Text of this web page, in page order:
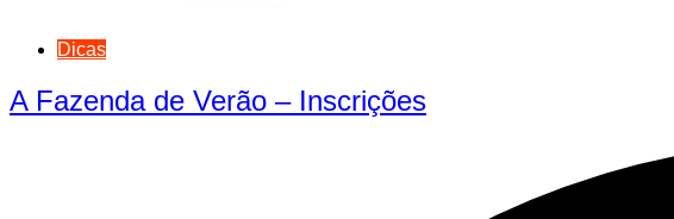
Dicas
A Fazenda de Verão – Inscrições